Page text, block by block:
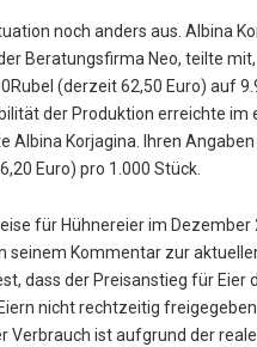
noch anders aus. Albina
Beratungsfirma Neo, teilte
(derzeit 62,50 Euro) auf
der Produktion erreichte
Albina Korjagina. Ihren
Euro) pro 1.000 Stück.
für Hühnereier im
seinem Kommentar zur
dass der Preisanstieg für
nicht rechtzeitig
Verbrauch ist aufgrund der